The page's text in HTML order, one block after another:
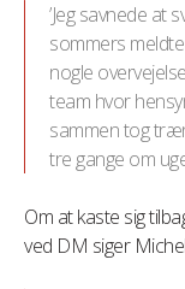
’Jeg savnede at
sommers
nogle
team hvor
sammen tog
tre gange om
Om at kaste sig
ved DM siger